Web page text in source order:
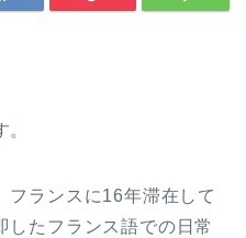
ランスに16年滞在して
したフランス語での日常